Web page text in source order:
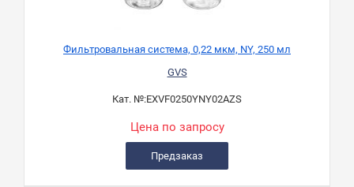
Фильтровальная система, 0,22 мкм, NY, 250 мл
GVS
Кат. №:EXVF0250YNY02AZS
Цена по запросу
Предзаказ